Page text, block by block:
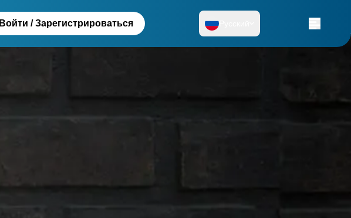
Войти / Зарегистрироваться Русский